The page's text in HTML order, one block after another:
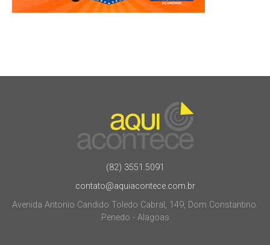
(82) 3551.5091
contato@aquiacontece.com.br
Avenida Antonio Candido Toledo Cabral, 149, Dom Constantino.
Penedo - Alagoas